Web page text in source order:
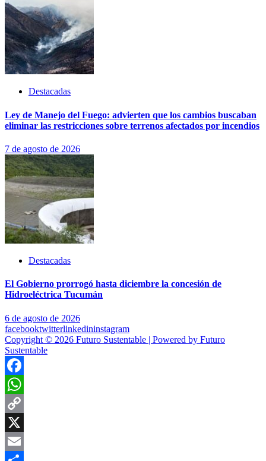
Destacadas
Ley de Manejo del Fuego: advierten que los cambios buscaban
eliminar las restricciones sobre terrenos afectados por incendios
7 de agosto de 2026
Destacadas
El Gobierno prorrogó hasta diciembre la concesión de
Hidroeléctrica Tucumán
6 de agosto de 2026
facebooktwitterlinkedininstagram
Copyright © 2026 Futuro Sustentable | Powered by Futuro
Sustentable
Facebook
WhatsApp
Copy
Link
X